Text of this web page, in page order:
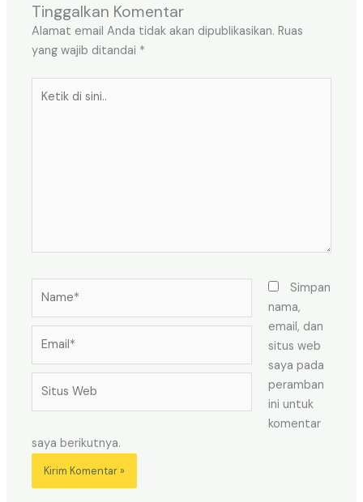
Tinggalkan Komentar
Alamat email Anda tidak akan dipublikasikan. Ruas
yang wajib ditandai *
Web
Simpan
nama,
email, dan
situs web
saya pada
peramban
ini untuk
komentar
saya berikutnya.